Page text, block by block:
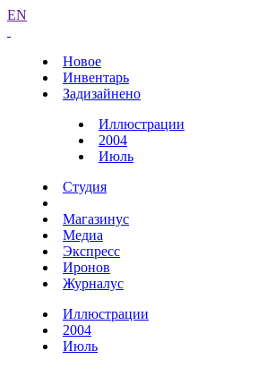
EN
Новое
Инвентарь
Задизайнено
Иллюстрации
2004
Июль
Студия
Магазинус
Медиа
Экспресс
Иронов
Журналус
Иллюстрации
2004
Июль